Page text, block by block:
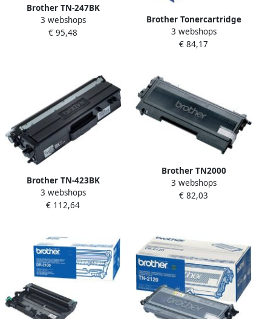
Brother TN-247BK
tonercartridge 1 stuk(s)
Origineel Zwart (TN-247BK)
3 webshops
€ 95,48
Brother Tonercartridge
(circa 3.000 pagina's A4
conform ISO IEC 19752) (TN-
3 webshops
€ 84,17
Brother TN-423BK
tonercartridge 1 stuk(s)
Origineel Zwart (TN-423BK)
3 webshops
€ 112,64
Brother TN2000
tonercartridge 1 stuk(s)
Origineel Zwart (TN-2000)
3 webshops
€ 82,03